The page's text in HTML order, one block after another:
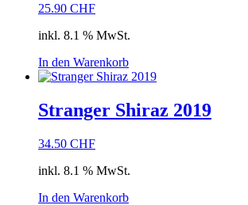
25.90 CHF
inkl. 8.1 % MwSt.
In den Warenkorb
Stranger Shiraz 2019
34.50 CHF
inkl. 8.1 % MwSt.
In den Warenkorb